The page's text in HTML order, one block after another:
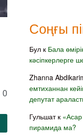
0
Соңғы
Бул к Бала
кәсіпкерлерге
Zhanna
емтиханнан
депутат
Гульшатк
пирамида ма?